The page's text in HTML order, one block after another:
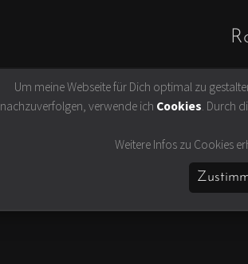
Lifestyle
Antifaschismus und
Slow
Ausflug
Britische
Fernweh
Um meine Webseite für Dich optimal zu
nachzuverfolgen, verwende ich Cookies . Durch
Weitere Infos zu Cookies